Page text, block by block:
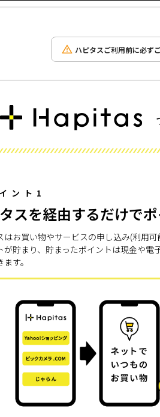
ハピタスご利用前に必ず
ント1
スを経由するだけで
はお買い物やサービスの申し込み(利用
が貯まり、貯まったポイントは現金や電
す。